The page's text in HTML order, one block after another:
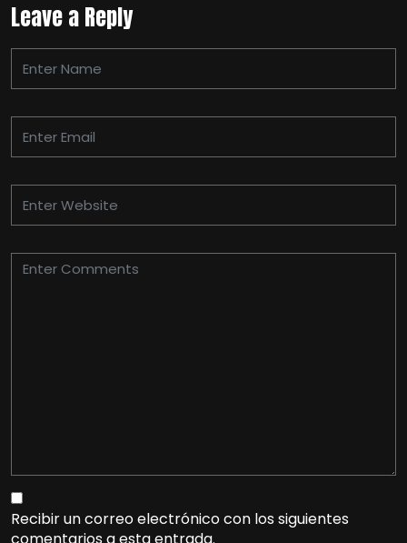
Leave a Reply
Recibir un correo electrónico con los siguientes